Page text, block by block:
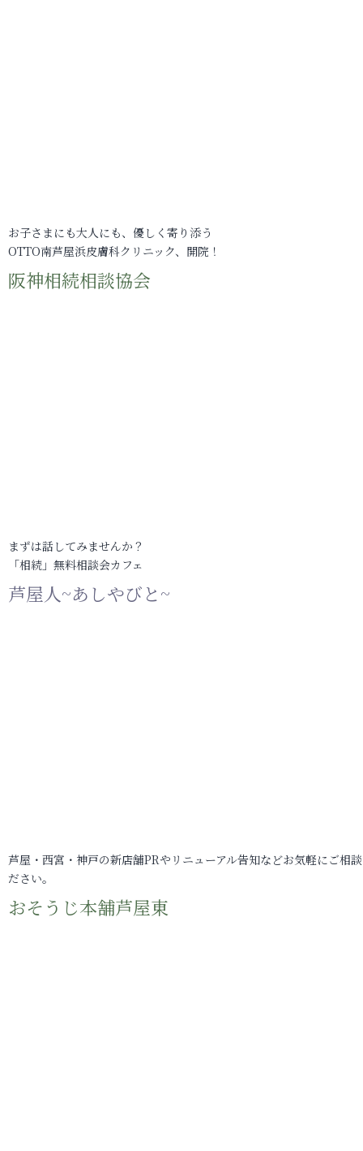
お子さまにも大人にも、優しく寄り添う
OTTO南芦屋浜皮膚科クリニック、開院！
阪神相続相談協会
まずは話してみませんか？
「相続」無料相談会カフェ
芦屋人~あしやびと~
芦屋・西宮・神戸の新店舗PRやリニューアル告知などお気軽にご相
ださい。
おそうじ本舗芦屋東